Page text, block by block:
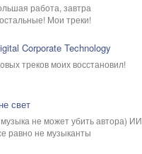
работа, завтра
Мои треки!
Corporate Technology
треков моих восстановил!
свет
не может убить автора) ИИ
равно не музыканты